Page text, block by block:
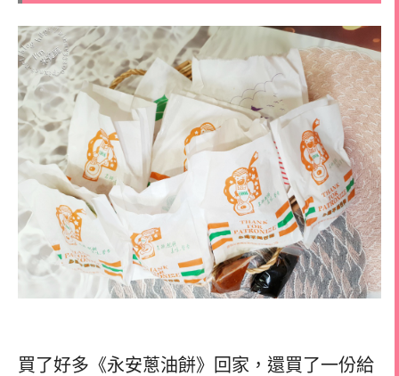
買了好多《永安蔥油餅》回家， 還買了一份給